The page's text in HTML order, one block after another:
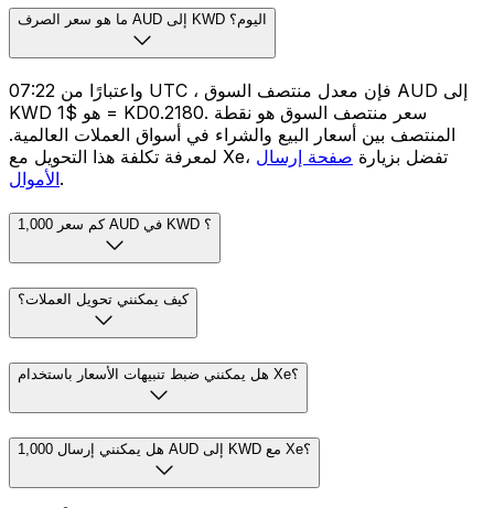
ما هو سعر الصرف AUD إلى KWD اليوم؟
واعتبارًا من 07:22 UTC ، فإن معدل منتصف السوق AUD إلى
KWD هو $1 = KD0.2180. سعر منتصف السوق هو نقطة
المنتصف بين أسعار البيع والشراء في أسواق العملات العالمية.
لمعرفة تكلفة هذا التحويل مع Xe، تفضل بزيارة صفحة إرسال
الأموال.
كم سعر 1,000 AUD في KWD ؟
كيف يمكنني تحويل العملات؟
هل يمكنني ضبط تنبيهات الأسعار باستخدام Xe؟
هل يمكنني إرسال 1,000 AUD إلى KWD مع Xe؟